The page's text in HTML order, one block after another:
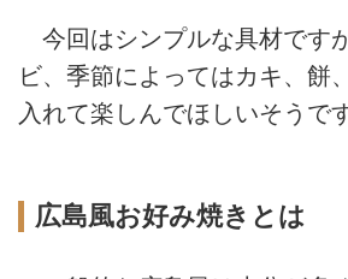
今回はシンプルな具材です
ビ、季節によってはカキ、餅
入れて楽しんでほしいそうです
広島風お好み焼きとは